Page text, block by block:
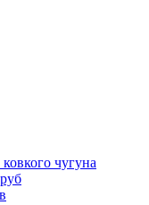
чугуна